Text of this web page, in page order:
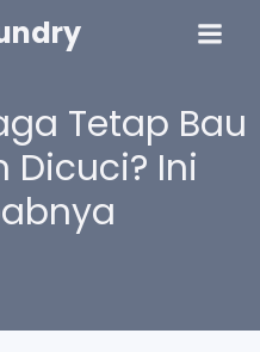
Tetap Bau
Dicuci? Ini